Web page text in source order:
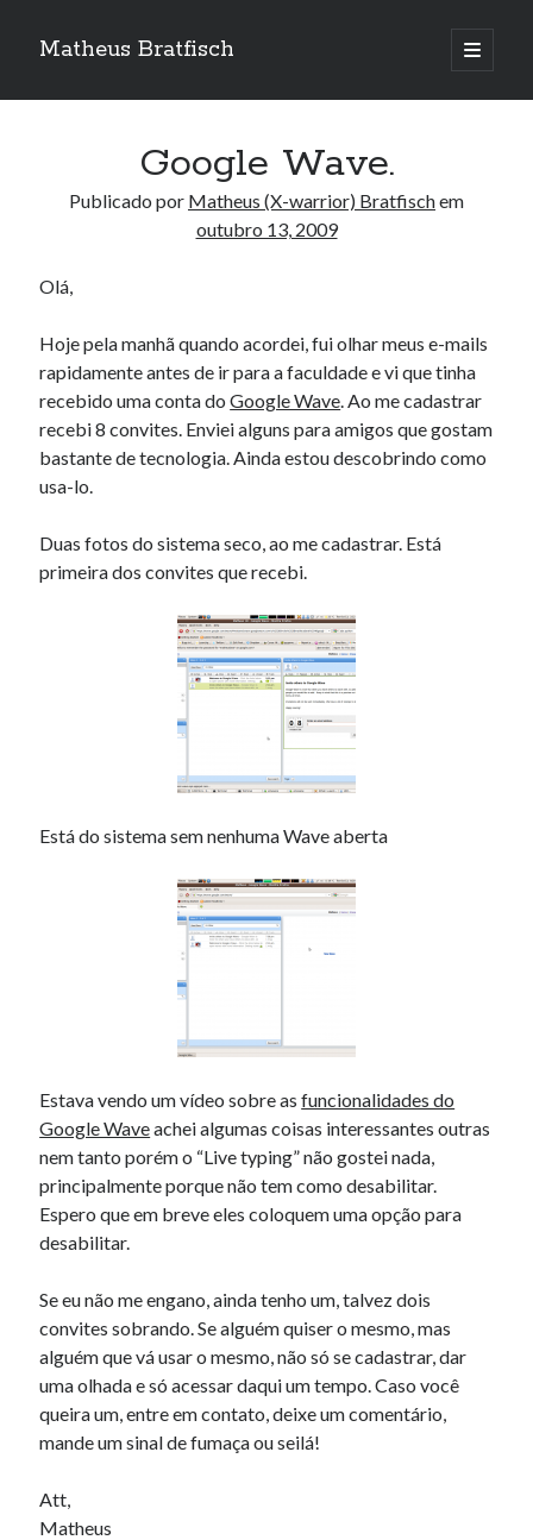
Matheus Bratfisch
abrir
o
Barra
Calendário
S
12 13 14 15 16 17 18
19 20 21 22 23 24 25
26 27 28 29 30 31
Ubuntu 12.04 – Configurando Samba (3.6.3)
Compilando para Teensy 3.0 no Windows utilizando Makefile
Programando atmega8u2 no Arduino Uno utilizando USB Asp
Comentários
Ubuntu, VirtualBox 2.2 e USB
dozwolone kasyna w polsceemNovidades no Ubuntu 9.10 Alpha 5
80 Rotiri gratuite instant casinoemLista com ponteiros, Estrutura de
Kapelnica ot zapoya_izSi
Google Wave.
Publicado por Matheus (X-warrior) Bratfischem
outubro 13, 2009
Olá,
Hoje pela manhã quando acordei, fui olhar meus e-mails
rapidamente antes de ir para a faculdade e vi que tinha
recebido uma conta doGoogle Wave. Ao me cadastrar
recebi 8 convites. Enviei alguns para amigos que gostam
bastante de tecnologia. Ainda estou descobrindo como
usa-lo.
Duas fotos do sistema seco, ao me cadastrar. Está
primeira dos convites que recebi.
Está do sistema sem nenhuma Wave aberta
Estava vendo um vídeo sobre asfuncionalidades do
Google Waveachei algumas coisas interessantes outras
nem tanto porém o “Live typing” não gostei nada,
principalmente porque não tem como desabilitar.
Espero que em breve eles coloquem uma opção para
desabilitar.
Se eu não me engano, ainda tenho um, talvez dois
convites sobrando. Se alguém quiser o mesmo, mas
alguém que vá usar o mesmo, não só se cadastrar, dar
uma olhada e só acessar daqui um tempo. Caso você
queira um, entre em contato, deixe um comentário,
mande um sinal de fumaça ou seilá!
Att,
Matheus